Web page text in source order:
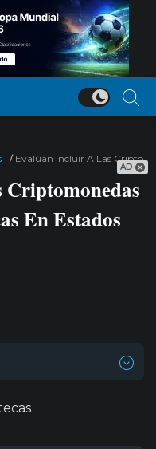
AD
/ Evalúan Incluir A Las
En Estados